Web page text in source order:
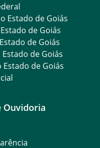
Estado de Goiás
de Goiás
de Goiás
de Goiás
de Goiás
Ouvidoria